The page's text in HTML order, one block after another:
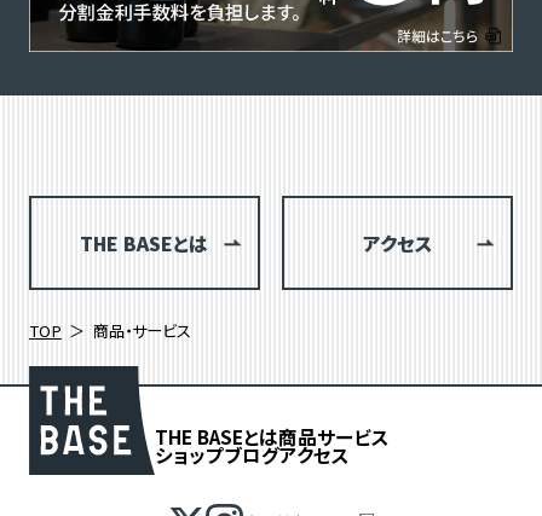
THE BASEとは アクセス
TOP 商品・サービス
THE BASEとは商品サービス
ショップブログアクセス